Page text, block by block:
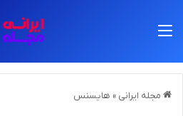
مجله ایرانی » هایسنس